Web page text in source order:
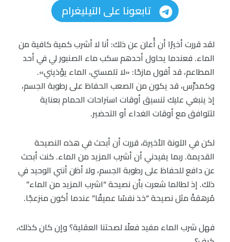
تابعونا على التيليغرام
لقد قررت أخيرًا أن أُعلن عن ذلك: أنا لا أشرب كمية كافية من
الماء. فعندما يحاول أحدهم سكب ماء الصنبور لي في أحد
المطاعم، قد أقول مازحًا: «لا تلمسني، الماء يؤذيني».
وكمدرِّس، قد يكون من الصعب الحفاظ على رطوبة الجسم،
إذ ينبغي عليك تنسيق أوقات استراحات الحمام بعناية
لتتوافق مع أوقات الغداء أو التحضير.
لكن في الآونة الأخيرة، قررت أن أبحث في هذه النصيحة
القديمة. ربما يفيدني أن أشرب المزيد من الماء. كنت أبحث
عن دافع للحفاظ على رطوبة الجسم، ولا أظن أنني الوحيد في
ذلك. إذ لطالما شعرت بأن نصيحة “اشرب المزيد من الماء”
مُرهقةً مثل نصيحة “خذ نفسًا عميقًا” عندما أكون منزعجًا.
فهل شرب الماء مفيد فعلًا لصحتنا العقلية؟ وإن كان كذلك،